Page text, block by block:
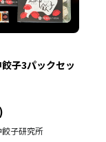
子3パックセッ
子研究所